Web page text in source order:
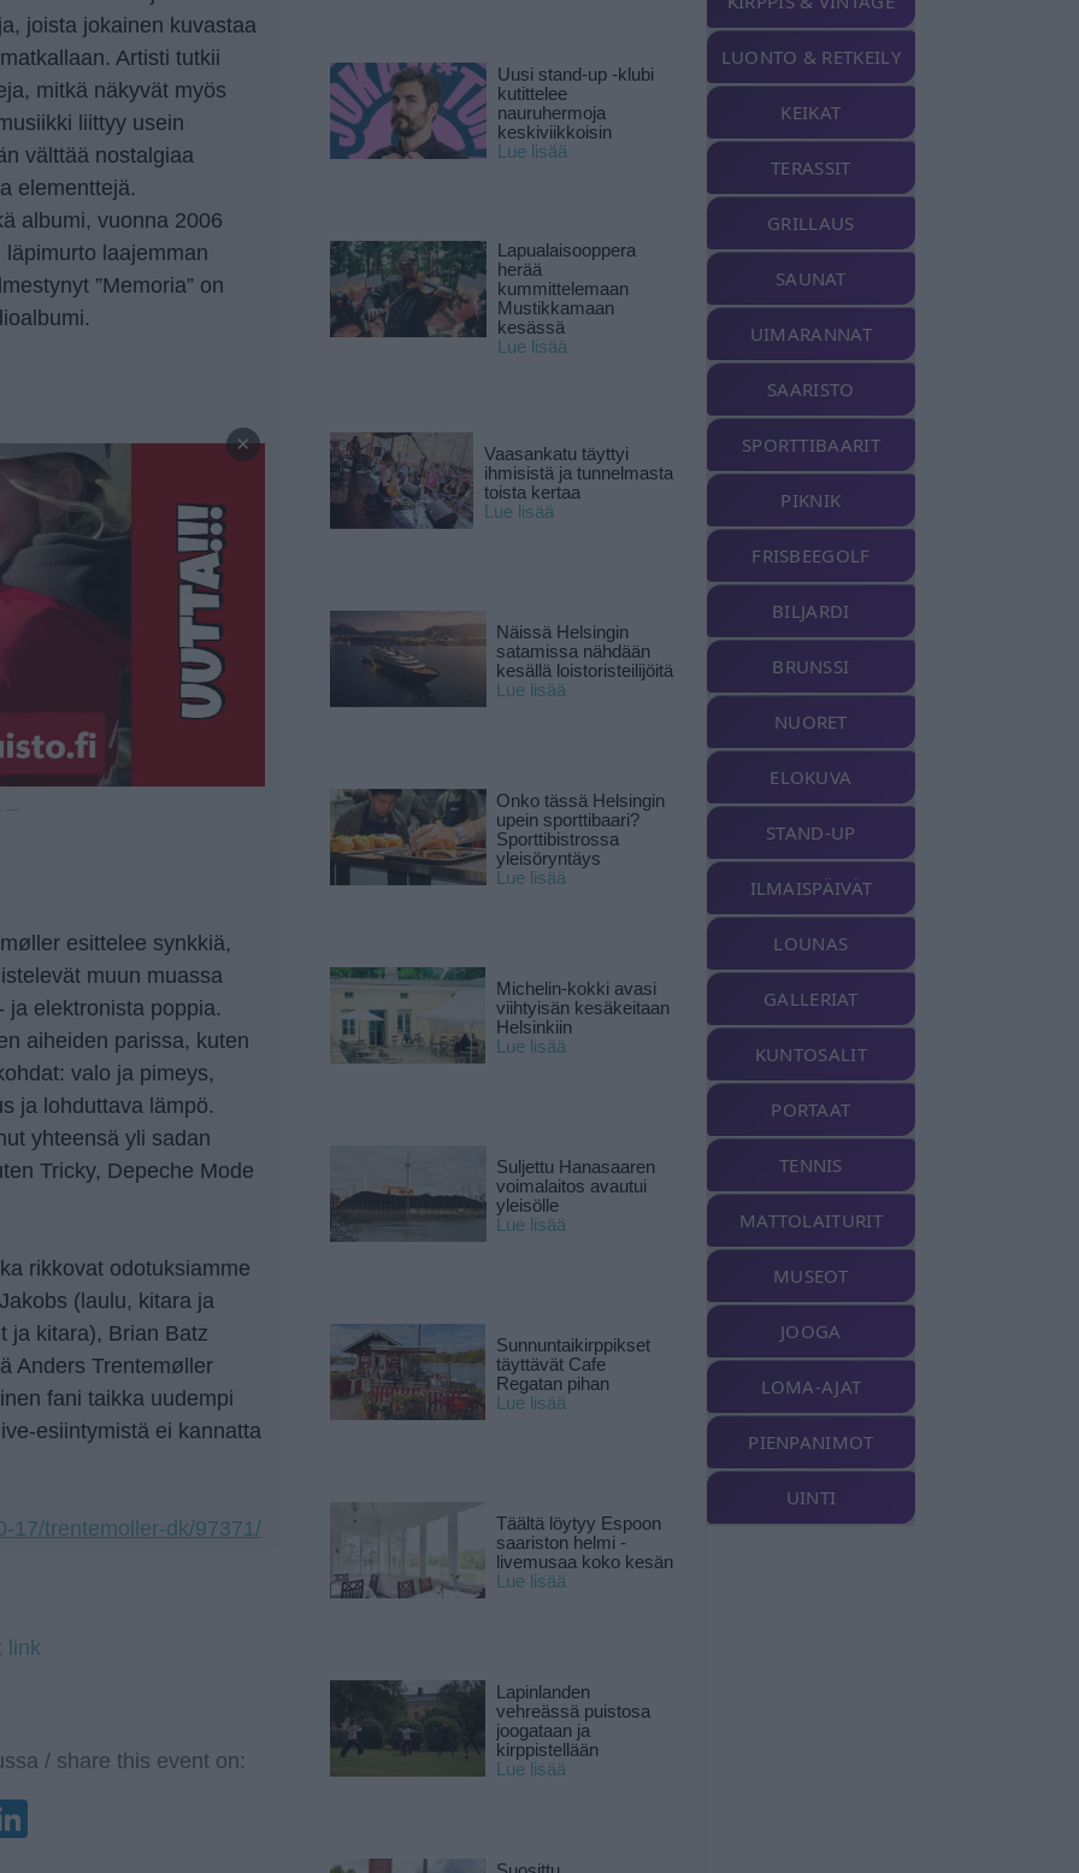
joista jokainen kuvastaa
Artisti tutkii
mitkä näkyvät myös
liittyy usein
välttää nostalgiaa
elementtejä.
albumi, vuonna 2006
läpimurto laajemman
”Memoria” on
×
esittelee synkkiä,
muun muassa
ja elektronista poppia.
aiheiden parissa, kuten
valo ja pimeys,
ja lohduttava lämpö.
yhteensä yli sadan
Tricky, Depeche Mode
rikkovat odotuksiamme
(laulu, kitara ja
ja kitara), Brian Batz
Anders Trentemøller
fani taikka uudempi
esiintymistä ei kannatta
17/trentemoller-dk/97371/
link
/ share this event on:
Uusi stand-up -klubi
kutittelee
nauruhermoja
keskiviikkoisin
Lue lisää
Lapualaisooppera
herää
kummittelemaan
Mustikkamaan
kesässä
Lue lisää
Vaasankatu täyttyi
ihmisistä ja tunnelmasta
toista kertaa
Lue lisää
Näissä Helsingin
satamissa nähdään
kesällä loistoristeilijöitä
Lue lisää
Onko tässä Helsingin
upein sporttibaari?
Sporttibistrossa
yleisöryntäys
Lue lisää
Michelin-kokki avasi
viihtyisän kesäkeitaan
Helsinkiin
Lue lisää
Suljettu Hanasaaren
voimalaitos avautui
yleisölle
Lue lisää
Sunnuntaikirppikset
täyttävät Cafe
Regatan pihan
Lue lisää
Täältä löytyy Espoon
saariston helmi -
livemusaa koko kesän
Lue lisää
Lapinlanden
vehreässä puistosa
joogataan ja
kirppistellään
Lue lisää
LUONTO & RETKEILY
KEIKAT
TERASSIT
GRILLAUS
SAUNAT
UIMARANNAT
SAARISTO
SPORTTIBAARIT
PIKNIK
FRISBEEGOLF
BILJARDI
BRUNSSI
NUORET
ELOKUVA
STAND-UP
ILMAISPÄIVÄT
LOUNAS
GALLERIAT
KUNTOSALIT
PORTAAT
TENNIS
MATTOLAITURIT
MUSEOT
JOOGA
LOMA-AJAT
PIENPANIMOT
UINTI